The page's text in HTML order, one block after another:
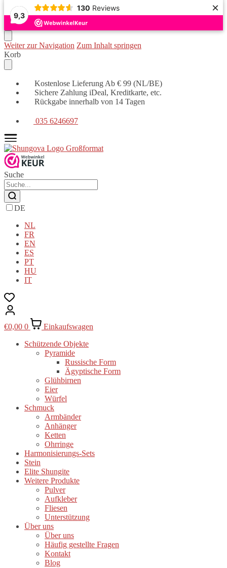
9,3
130 Reviews ×
Weiter zur Navigation Zum Inhalt springen
Korb
Kostenlose Lieferung Ab € 99 (NL/BE)
Sichere Zahlung iDeal, Kreditkarte, etc.
Rückgabe innerhalb von 14 Tagen
035 6246697
Suche
DE
NL
FR
EN
ES
PT
HU
IT
€0,00 0
Einkaufswagen
Schützende Objekte
Pyramide
Russische Form
Ägyptische Form
Glühbirnen
Eier
Würfel
Schmuck
Armbänder
Anhänger
Ketten
Ohrringe
Harmonisierungs-Sets
Stein
Elite Shungite
Weitere Produkte
Pulver
Aufkleber
Fliesen
Unterstützung
Über uns
Über uns
Häufig gestellte Fragen
Kontakt
Blog